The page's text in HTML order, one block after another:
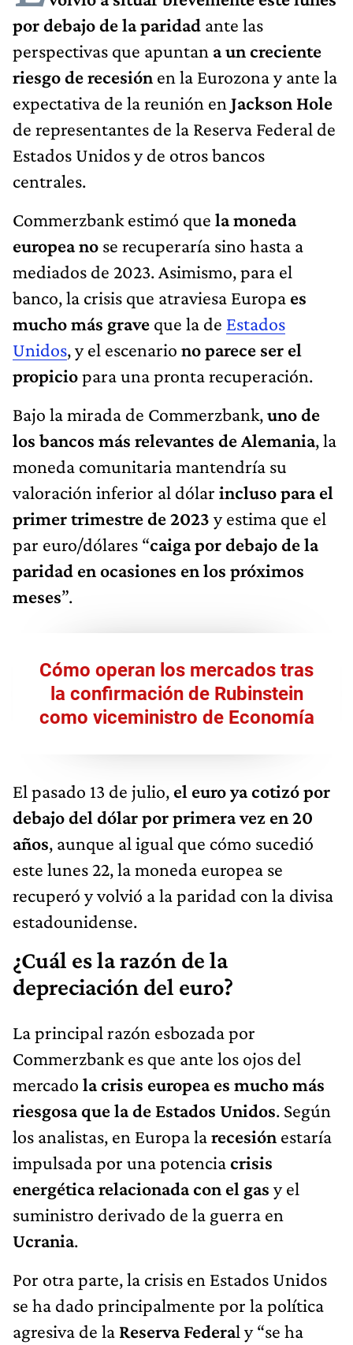
por debajo de la paridad ante las
perspectivas que apuntan a un creciente
riesgo de recesión en la Eurozona y ante la
expectativa de la reunión en Jackson Hole
de representantes de la Reserva Federal de
Estados Unidos y de otros bancos
centrales.
Commerzbank estimó que la moneda
europea no se recuperaría sino hasta a
mediados de 2023. Asimismo, para el
banco, la crisis que atraviesa Europa es
mucho más grave que la de Estados
Unidos, y el escenario no parece ser el
propiciopara una pronta recuperación.
Bajo la mirada de Commerzbank,uno de
los bancos más relevantes de Alemania, la
moneda comunitaria mantendría su
valoración inferior al dólar incluso para el
primer trimestre de 2023 y estima que el
par euro/dólares “caiga por debajo de la
paridad en ocasiones en los próximos
meses”.
Cómo operan los mercados tras
la confirmación de Rubinstein
como viceministro de Economía
El pasado 13 de julio, el euro ya cotizó por
debajo del dólar por primera vez en 20
años, aunque al igual que cómo sucedió
este lunes 22, la moneda europea se
recuperó y volvió a la paridad con la divisa
estadounidense.
¿Cuál es la razón de la
depreciación del euro?
La principal razón esbozada por
Commerzbank es que ante los ojos del
mercado la crisis europea es mucho más
riesgosa que la de Estados Unidos. Según
los analistas, en Europa larecesión estaría
impulsada por una potenciacrisis
energética relacionada con el gas y el
suministro derivado de la guerra en
Ucrania.
Por otra parte, la crisis en Estados Unidos
se ha dado principalmente por la política
agresiva de la Reserva Federal y “se ha